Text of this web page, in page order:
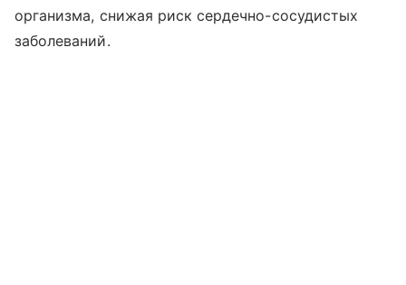
организма, снижая риск сердечно-сосудистых
заболеваний.